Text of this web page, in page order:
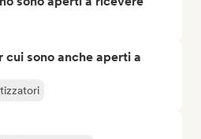
sono anche aperti a